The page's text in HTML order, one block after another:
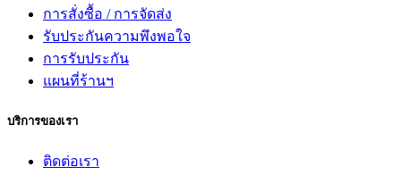
การสั่งซื้อ / การจัดส่ง
รับประกันความพึงพอใจ
การรับประกัน
แผนที่ร้านฯ
บริการของเรา
ติดต่อเรา